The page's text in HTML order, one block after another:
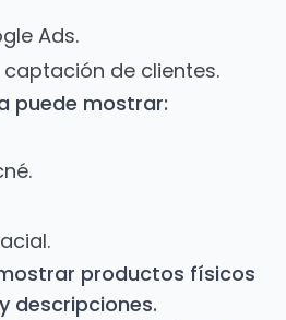
Ads.
de clientes.
puede mostrar:
productos físicos
descripciones.